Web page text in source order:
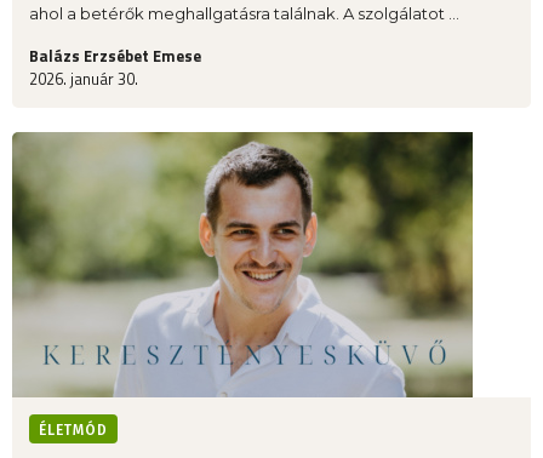
ahol a betérők meghallgatásra találnak. A szolgálatot ...
Balázs Erzsébet Emese
2026. január 30.
ÉLETMÓD